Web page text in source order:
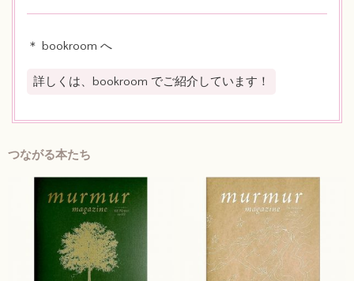
＊ bookroom へ
詳しくは、bookroom でご紹介しています！
つながる本たち